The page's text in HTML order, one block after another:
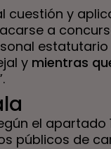
cuestión y
a
y mientras
el apartado
públicos de